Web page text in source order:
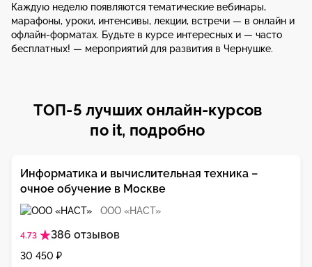
Каждую неделю появляются тематические вебинары,
марафоны, уроки, интенсивы, лекции, встречи — в онлайн и
офлайн-форматах. Будьте в курсе интересных и — часто
бесплатных! — мероприятий для развития в Чернушке.
ТОП-5 лучших онлайн-курсов
по it, подробно
ООО «НАСТ»
4.73 386 отзывов
Информатика и вычислительная техника –
очное обучение в Москве
30 450 ₽